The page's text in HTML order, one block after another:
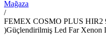
Mağaza
/
FEMEX COSMO PLUS HIR2
)Güçlendirilmiş Led Far Xenon